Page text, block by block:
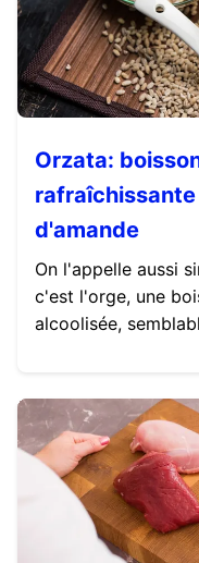
Orzata:
d'amande
On l'appelle aussi
c'est l'orge, une
alcoolisée,